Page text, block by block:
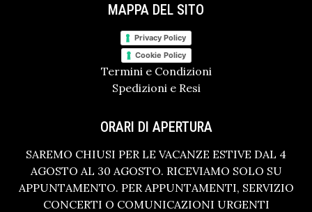
MAPPA DEL SITO
Privacy Policy
Cookie Policy
Termini e Condizioni
Spedizioni e Resi
ORARI DI APERTURA
SAREMO CHIUSI PER LE VACANZE ESTIVE DAL 4
AGOSTO AL 30 AGOSTO. RICEVIAMO SOLO SU
APPUNTAMENTO. PER APPUNTAMENTI, SERVIZIO
CONCERTI O COMUNICAZIONI URGENTI